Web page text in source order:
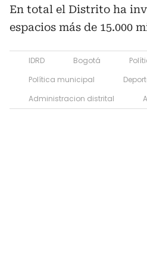
En total el Distrito ha
espacios más de 15.000
IDRD Bogotá
Política municipal
Administracion distrital